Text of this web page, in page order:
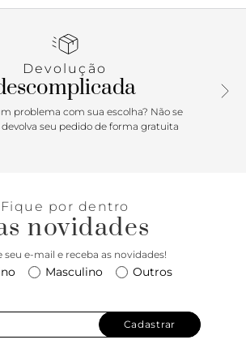
nome da marca. Com ponta quadrada,
todo o pé.
Devolução
problema com sua escolha? Não se
seu pedido de forma gratuita
Fique por dentro
novidades
seu e-mail e receba as novidades!
Masculino Outros
Cadastrar